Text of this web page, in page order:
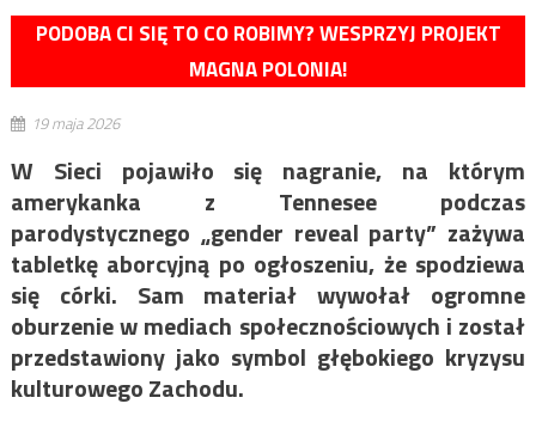
PODOBA CI SIĘ TO CO ROBIMY? WESPRZYJ PROJEKT
MAGNA POLONIA!
19 maja 2026
W Sieci pojawiło się nagranie, na którym
amerykanka z Tennesee podczas
parodystycznego „gender reveal party” zażywa
tabletkę aborcyjną po ogłoszeniu, że spodziewa
się córki. Sam materiał wywołał ogromne
oburzenie w mediach społecznościowych i został
przedstawiony jako symbol głębokiego kryzysu
kulturowego Zachodu.